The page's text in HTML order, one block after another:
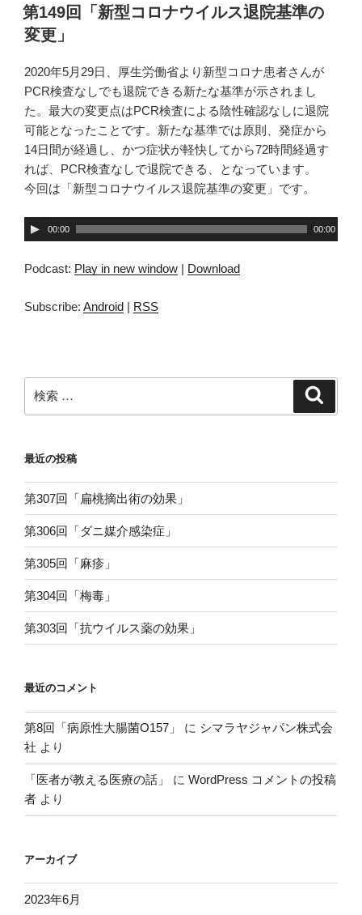
稿
日:
第149回「新型コロナウイルス退院基準の
変更」
2020年5月29日、厚生労働省より新型コロナ患者さんが
PCR検査なしでも退院できる新たな基準が示されまし
た。最大の変更点はPCR検査による陰性確認なしに退院
可能となったことです。新たな基準では原則、発症から
14日間が経過し、かつ症状が軽快してから72時間経過す
れば、PCR検査なしで退院できる、となっています。
今回は「新型コロナウイルス退院基準の変更」です。
音
声
プ
ー
00:00 00:00
Podcast: Play in new window | Download
Subscribe: Android | RSS
検
索:
最近の投稿
第307回「扁桃摘出術の効果」
第306回「ダニ媒介感染症」
第305回「麻疹」
第304回「梅毒」
第303回「抗ウイルス薬の効果」
最近のコメント
第8回「病原性大腸菌O157」 に シマラヤジャパン株式会
社 より
「医者が教える医療の話」 に WordPress コメントの投稿
者 より
アーカイブ
2023年6月